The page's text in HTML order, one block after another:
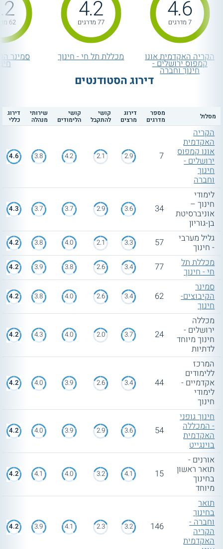
4.6
7 מדרגים
הקריה האקדמית אונו
קמפוס ירושלים -
חינוך וחברה
4.2
77 מדרגים
מכללת תל חי - חינוך
62 מדרגים
סמינר
דירוג הסטודנטים
מסלול מספר
מדרגים
דירוג
מרצים
קושי
להתקבל
קושי
הלימודים
שירותי
מנהלה
דירוג
כללי
הקריה
האקדמית
אונו קמפוס
ירושלים -
חינוך
וחברה
7
2.9
2.1
4.2
3.8
4.6
לימודי
חינוך –
אוניברסיטת
בן-גוריון
34
3.6
2.9
3.7
3.7
4.3
גליל מערבי
- חינוך 57
3.3
2.1
4.0
3.8
4.2
מכללת תל
חי - חינוך 77
3.4
2.6
3.8
3.9
4.2
סמינר
הקיבוצים-
חינוך
62
3.4
2.6
4.0
3.8
4.2
מכללה
ירושלים -
חינוך מיוחד
לדתיות
24
3.7
2.0
4.0
4.3
4.2
המרכז
ללימודים
אקדמיים -
לימודי
חינוך
44
3.4
2.6
3.9
4.0
4.2
חינוך גופני
- המכללה
האקדמית
בוינגייט
54
3.6
2.9
3.9
4.0
4.2
אורנים -
תואר ראשון
בחינוך
מיוחד
15
4.1
3.2
4.0
4.1
4.2
תואר
בחינוך
וחברה -
הקריה
האקדמית
146
3.2
2.3
4.1
3.9
4.2